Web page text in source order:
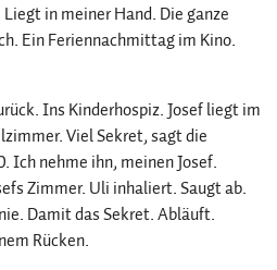
in meiner Hand. Die ganze
Ein Feriennachmittag im Kino.
Ins Kinderhospiz. Josef liegt im
Viel Sekret, sagt die
Ich nehme ihn, meinen Josef.
Zimmer. Uli inhaliert. Saugt ab.
Damit das Sekret. Abläuft.
Rücken.